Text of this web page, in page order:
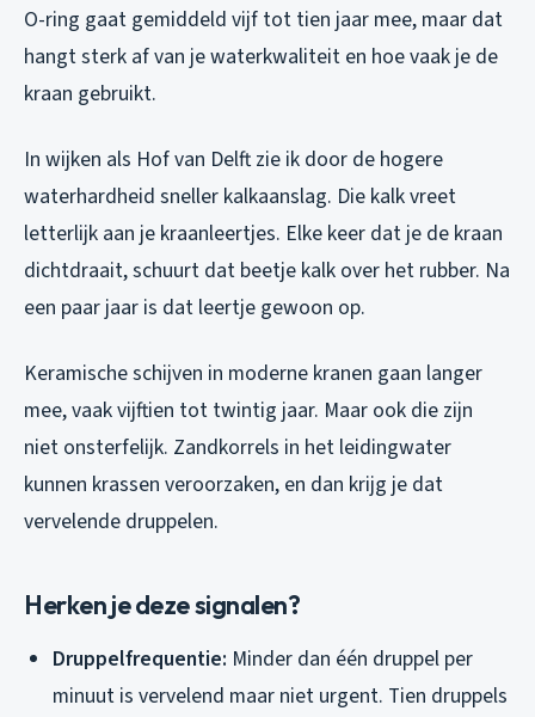
O-ring gaat gemiddeld vijf tot tien jaar mee, maar dat
hangt sterk af van je waterkwaliteit en hoe vaak je de
kraan gebruikt.
In wijken als Hof van Delft zie ik door de hogere
waterhardheid sneller kalkaanslag. Die kalk vreet
letterlijk aan je kraanleertjes. Elke keer dat je de kraan
dichtdraait, schuurt dat beetje kalk over het rubber. Na
een paar jaar is dat leertje gewoon op.
Keramische schijven in moderne kranen gaan langer
mee, vaak vijftien tot twintig jaar. Maar ook die zijn
niet onsterfelijk. Zandkorrels in het leidingwater
kunnen krassen veroorzaken, en dan krijg je dat
vervelende druppelen.
Herken je deze signalen?
Druppelfrequentie: Minder dan één druppel per
minuut is vervelend maar niet urgent. Tien druppels